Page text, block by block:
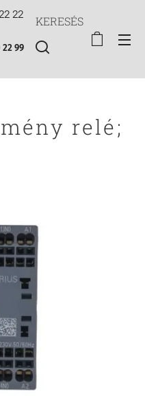
22
22 99
KERESÉS
relé;